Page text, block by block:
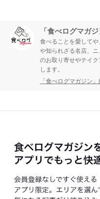
「食べログマガ
食べることを愛して
や知られざる名店、
のお取り寄せやテイ
します。
「食べログマガジン